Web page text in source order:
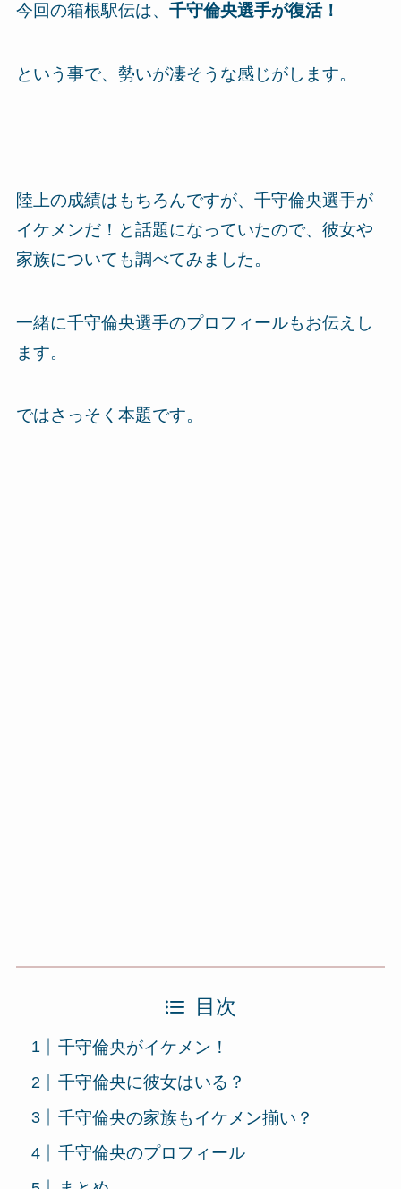
今回の箱根駅伝は、 千守倫央選手が復活！
という事で、勢いが凄そうな感じがします。
陸上の成績はもちろんですが、千守倫央選手が
イケメンだ！ と話題になっていたので、彼女や
家族についても調べてみました。
一緒に千守倫央選手のプロフィールもお伝えし
ます。
ではさっそく本題です。
目次
千守倫央がイケメン！
千守倫央に彼女はいる？
千守倫央の家族もイケメン揃い？
千守倫央のプロフィール